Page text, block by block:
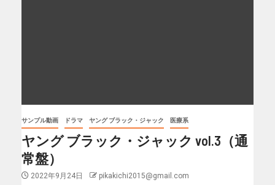
サンプル動画 ドラマ ヤング ブラック・ジャック 医療系
ヤング ブラック・ジャック vol.3（通
常盤）
2022年9月24日 pikakichi2015@gmail.com